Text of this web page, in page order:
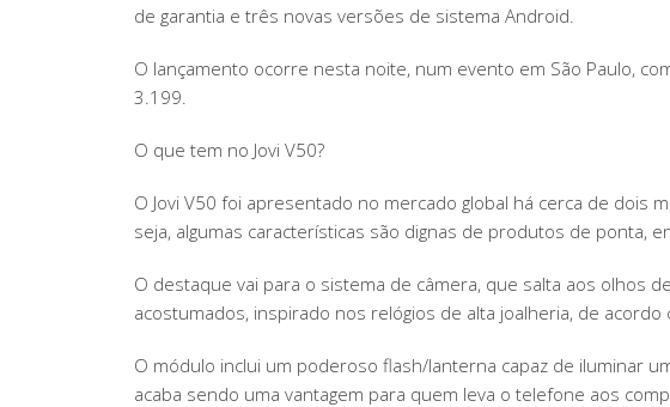
de garantia e três novas versões de sistema Android.
O lançamento ocorre nesta noite, num evento em São Paulo,
3.199.
O que tem no Jovi V50?
O Jovi V50 foi apresentado no mercado global há cerca de
seja, algumas características são dignas de produtos de ponta,
O destaque vai para o sistema de câmera, que salta aos olhos
acostumados, inspirado nos relógios de alta joalheria, de acordo
O módulo inclui um poderoso flash/lanterna capaz de iluminar
acaba sendo uma vantagem para quem leva o telefone aos